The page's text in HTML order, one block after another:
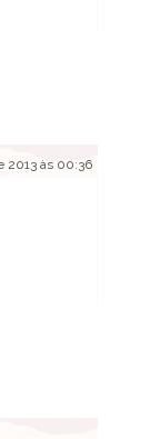
2013 às 00:36